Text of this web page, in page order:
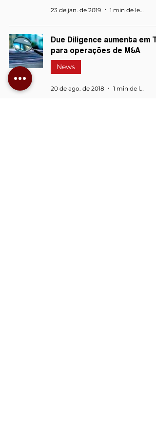
23 de jan. de 2019 1 min de leitura
Due Diligence aumenta em TI
para operações de M&A
News
20 de ago. de 2018 1 min de leitura